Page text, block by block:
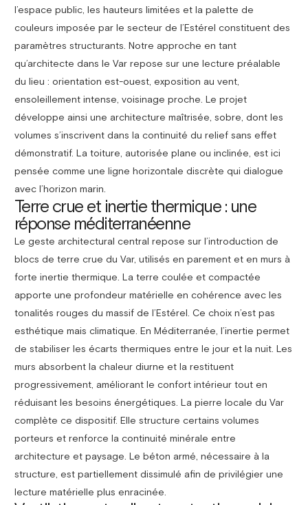
l’espace public, les hauteurs limitées et la palette de
couleurs imposée par le secteur de l’Estérel constituent des
paramètres structurants. Notre approche en tant
qu’architecte dans le Var repose sur une lecture préalable
du lieu : orientation est-ouest, exposition au vent,
ensoleillement intense, voisinage proche. Le projet
développe ainsi une architecture maîtrisée, sobre, dont les
volumes s’inscrivent dans la continuité du relief sans effet
démonstratif. La toiture, autorisée plane ou inclinée, est ici
pensée comme une ligne horizontale discrète qui dialogue
avec l’horizon marin.
Terre crue et inertie thermique : une
réponse méditerranéenne
Le geste architectural central repose sur l’introduction de
blocs de terre crue du Var, utilisés en parement et en murs à
forte inertie thermique. La terre coulée et compactée
apporte une profondeur matérielle en cohérence avec les
tonalités rouges du massif de l’Estérel. Ce choix n’est pas
esthétique mais climatique. En Méditerranée, l’inertie permet
de stabiliser les écarts thermiques entre le jour et la nuit. Les
murs absorbent la chaleur diurne et la restituent
progressivement, améliorant le confort intérieur tout en
réduisant les besoins énergétiques. La pierre locale du Var
complète ce dispositif. Elle structure certains volumes
porteurs et renforce la continuité minérale entre
architecture et paysage. Le béton armé, nécessaire à la
structure, est partiellement dissimulé afin de privilégier une
lecture matérielle plus enracinée.